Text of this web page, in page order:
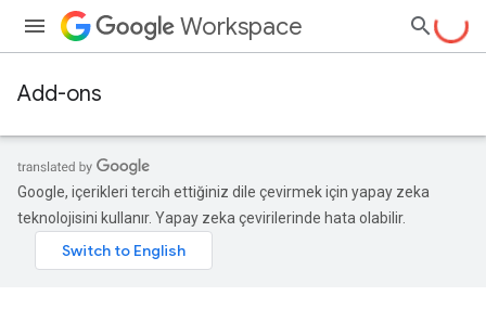
Workspace
Add-ons
Google, içerikleri tercih ettiğiniz dile çevirmek için yapay zeka
teknolojisini kullanır. Yapay zeka çevirilerinde hata olabilir.